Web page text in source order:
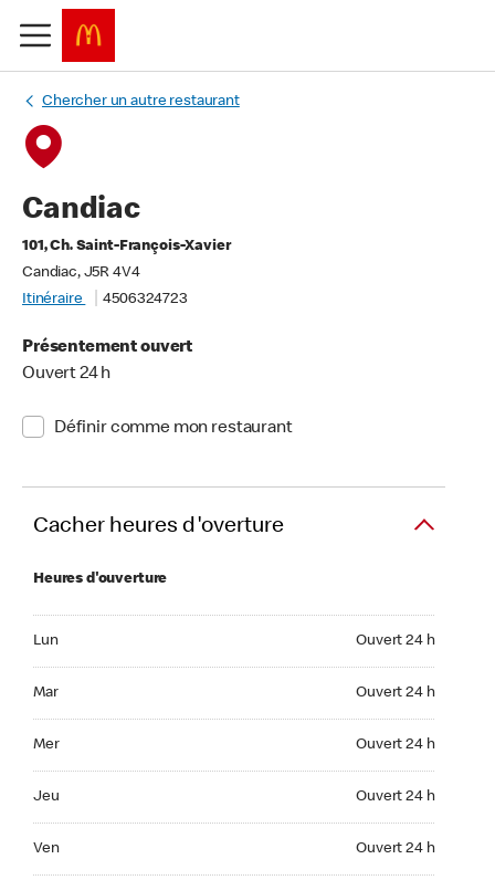
Chercher un autre restaurant
Candiac
101, Ch. Saint-François-Xavier
Candiac, J5R 4V4
Itinéraire
4506324723
Présentement ouvert
Ouvert 24 h
Définir comme mon restaurant
Cacher heures d'overture
Heures d'ouverture
Lun Ouvert 24 h
Mar Ouvert 24 h
Mer Ouvert 24 h
Jeu Ouvert 24 h
Ven Ouvert 24 h